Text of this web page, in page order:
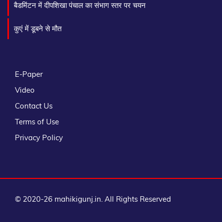
बैडमिंटन में दीपशिखा पंचाल का संभाग स्तर पर चयन
कुएं में डूबने से मौत
E-Paper
Video
Contact Us
Terms of Use
Privacy Policy
© 2020-26 mahikigunj.in. All Rights Reserved